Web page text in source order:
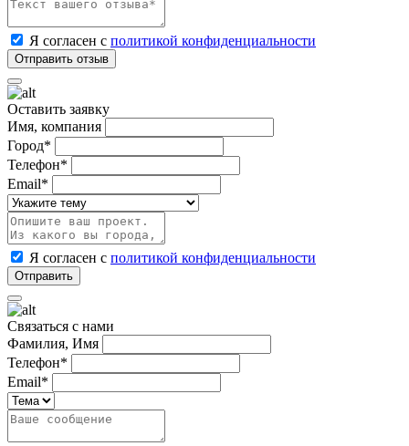
Я согласен с политикой конфиденциальности
Оставить заявку
Имя, компания
Город*
Телефон*
Email*
Я согласен с политикой конфиденциальности
Связаться с нами
Фамилия, Имя
Телефон*
Email*